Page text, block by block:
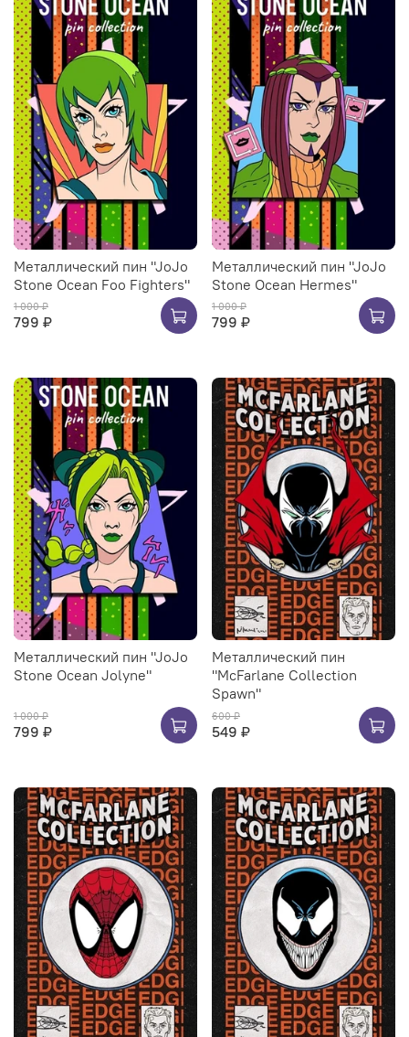
Металлический пин "JoJo
Stone Ocean Foo Fighters"
1 000 ₽
799 ₽
Металлический пин "JoJo
Stone Ocean Hermes"
1 000 ₽
799 ₽
Металлический пин "JoJo
Stone Ocean Jolyne"
1 000 ₽
799 ₽
Металлический пин
"McFarlane Collection
Spawn"
600 ₽
549 ₽